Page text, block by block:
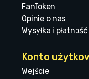
FanToken
Opinie o nas
Wysyłka i płatność
Konto
Wejście